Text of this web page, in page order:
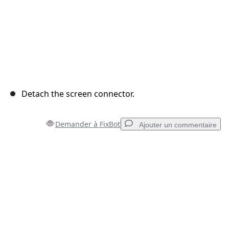
Detach the screen connector.
Demander à FixBot Ajouter un commentaire